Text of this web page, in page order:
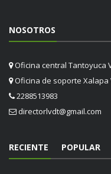
NOSOTROS
Oficina central Tantoyuca
Oficina de soporte Xalapa
2288513983
directorlvdt@gmail.com
RECIENTE POPULAR